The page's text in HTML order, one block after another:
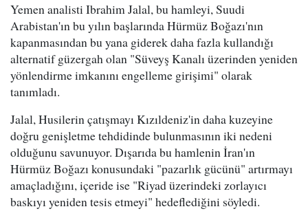
Yemen analisti Ibrahim Jalal, bu hamleyi, Suudi
Arabistan'ın bu yılın başlarında Hürmüz Boğazı'nın
kapanmasından bu yana giderek daha fazla kullandığı
alternatif güzergah olan "Süveyş Kanalı üzerinden yeniden
yönlendirme imkanını engelleme girişimi" olarak
tanımladı.
Jalal, Husilerin çatışmayı Kızıldeniz'in daha kuzeyine
doğru genişletme tehdidinde bulunmasının iki nedeni
olduğunu savunuyor. Dışarıda bu hamlenin İran'ın
Hürmüz Boğazı konusundaki "pazarlık gücünü" artırmayı
amaçladığını, içeride ise "Riyad üzerindeki zorlayıcı
baskıyı yeniden tesis etmeyi" hedeflediğini söyledi.